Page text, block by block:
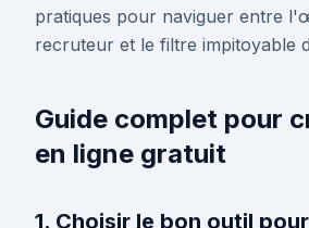
pratiques pour naviguer entre
recruteur et le filtre impitoyable
Guide complet pour
en ligne gratuit
1. Choisir le bon outil